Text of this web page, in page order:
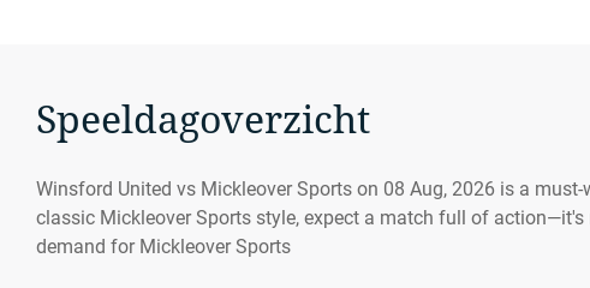
Speeldagoverzicht
Winsford United vs Mickleover Sports on 08 Aug, 2026 is a
classic Mickleover Sports style, expect a match full of
demand for Mickleover Sports